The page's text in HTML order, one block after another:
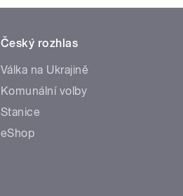
Český rozhlas
Válka na Ukrajině
Komunální volby
Stanice
eShop